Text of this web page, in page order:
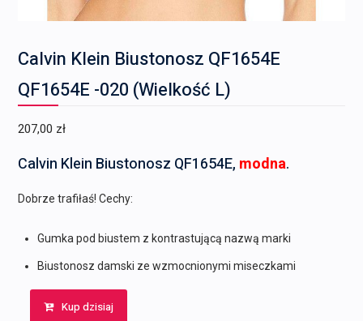
Calvin Klein Biustonosz QF1654E
QF1654E -020 (Wielkość L)
207,00 zł
Calvin Klein Biustonosz QF1654E, modna.
Dobrze trafiłaś! Cechy:
Gumka pod biustem z kontrastującą nazwą marki
Biustonosz damski ze wzmocnionymi miseczkami
Kup dzisiaj